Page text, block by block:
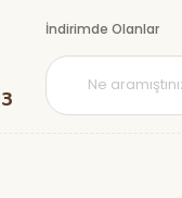
İndirimde Olanlar